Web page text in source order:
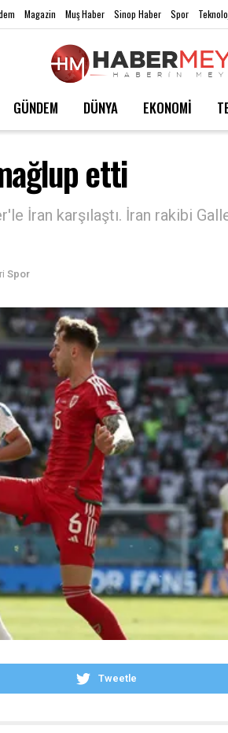
Magazin Muş Haber Sinop Haber Spor
GÜNDEM DÜNYA EKONOMİ
etti
İran karşılaştı. İran rakibi
Spor
Tweetle